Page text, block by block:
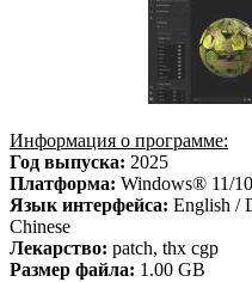
Информация о программе:
Год выпуска: 2025
Платформа: Windows® 11/10
Язык интерфейса: English /
Chinese
Лекарство: patch, thx cgp
Размер файла: 1.00 GB